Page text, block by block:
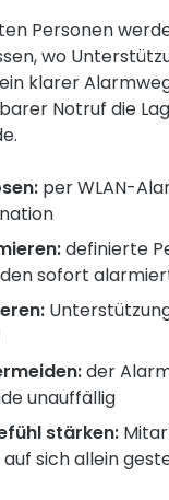
Personen
wo
klarer
Notruf die
per WLAN-
definierte
sofort
der
unauffällig
stärken:
sich allein